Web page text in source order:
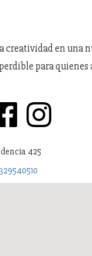
creatividad en una
para
425